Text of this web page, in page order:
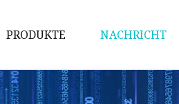
PRODUKTE
Prüfung der Maschine
NACHRICHT